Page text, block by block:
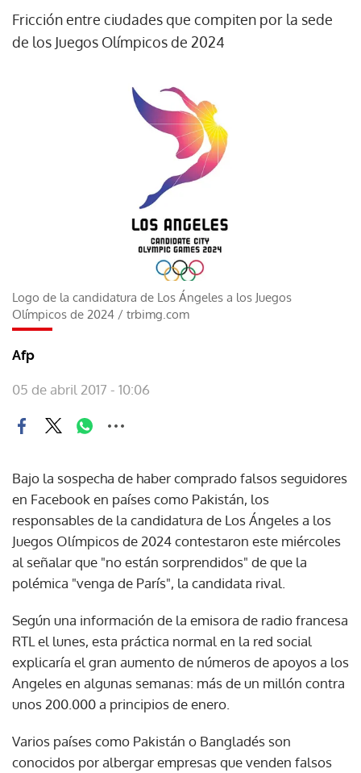
Fricción entre ciudades que compiten por la sede
de los Juegos Olímpicos de 2024
Logo de la candidatura de Los Ángeles a los Juegos
Olímpicos de 2024 / trbimg.com
Afp
05 de abril 2017 - 10:06
Bajo la sospecha de haber comprado falsos seguidores
en Facebook en países como Pakistán, los
responsables de la candidatura de Los Ángeles a los
Juegos Olímpicos de 2024 contestaron este miércoles
al señalar que "no están sorprendidos" de que la
polémica "venga de París", la candidata rival.
Según una información de la emisora de radio francesa
RTL el lunes, esta práctica normal en la red social
explicaría el gran aumento de números de apoyos a los
Angeles en algunas semanas: más de un millón contra
unos 200.000 a principios de enero.
Varios países como Pakistán o Bangladés son
conocidos por albergar empresas que venden falsos